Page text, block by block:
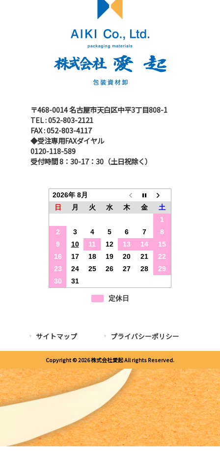
〒468-0014 名古屋市天白区中平3丁目808-1
TEL : 052-803-2121
FAX : 052-803-4117
◆受注専用FAXダイヤル
0120-118-589
受付時間 8：30-17：30（土日祝除く）
2026年 8月
日
月 火 水 木 金
土
1
2
3 4 5 6 7
8
9
10 11 12 13 14
15
16
17 18 19 20 21
22
23
24 25 26 27 28
29
30
31
定休日
サイトマップ プライバシーポリシー
Copyright © 2026 株式会社愛起 All rights Reserved.